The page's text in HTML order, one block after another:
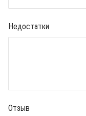
Недостатки
Отзыв